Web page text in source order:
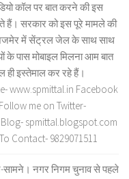
कॉल पर बात करने की इस
हैं। सरकार को इस पूरे मामले की
अजमेर में सेंट्रल जेल के साथ साथ
के पास मोबाइल मिलना आम बात
ही इस्तेमाल कर रहे हैं।
www.spmittal.in Facebook
me on Twitter-
spmittal.blogspot.com
Contact- 9829071511
नगर निगम चुनाव से पहले